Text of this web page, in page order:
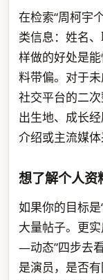
在检索“周柯宇
类信息：姓名
样做的好处是
料带偏。对于
社交平台的二
出生地、成长
介绍或主流媒体
想了解个人资
如果你的目标
大量帖子。更
—动态”四步去
是演员，是否